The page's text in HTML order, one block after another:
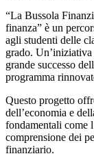
“La Bussola
finanza” è un
agli studenti delle
grado. Un’iniziativa
grande successo
programma
Questo progetto
dell’economia e
fondamentali come
comprensione dei
finanziario.